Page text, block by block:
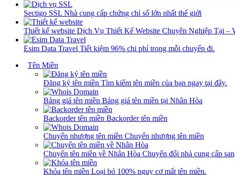
Sectigo SSL Nhà cung cấp chứng chỉ số lớn nhất thế giới
Thiết kế website Dịch Vụ Thiết Kế Website Chuyên Nghiệp Tại –
Esim Data Travel Tiết kiệm 96% chi phí trong mỗi chuyến đi.
Tên Miền
Đăng ký tên miền Tìm kiếm tên miền của bạn ngay tại đây.
Bảng giá tên miền Bảng giá tên miền tại Nhân Hòa
Backorder tên miền Backorder tên miền
Chuyển nhượng tên miền Chuyển nhượng tên miền
Chuyển tên miền về Nhân Hòa Chuyển đổi nhà cung cấp
Khóa tên miền Loại bỏ 100% nguy cơ mất tên miền.